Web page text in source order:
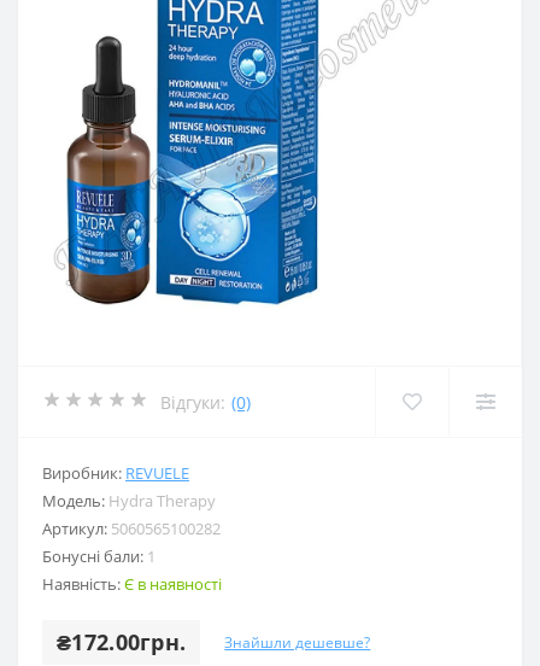
Відгуки: (0)
Виробник: REVUELE
Модель: Hydra Therapy
Артикул: 5060565100282
Бонусні бали: 1
Наявність:Є в наявності
₴172.00грн. Знайшли дешевше?